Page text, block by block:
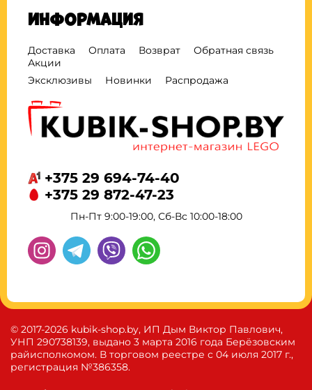
Информация
Доставка Оплата Возврат
Обратная связь
Акции
Эксклюзивы
Новинки Распродажа
+375 29 694-74-40
+375 29 872-47-23
Пн-Пт 9:00-19:00, Сб-Вс 10:00-18:00
© 2017-2026 kubik-shop.by, ИП Дым Виктор Павлович,
УНП 290738139, выдано 3 марта 2016 года Берёзовским
райисполкомом. В торговом реестре с 04 июля 2017 г.,
регистрация №386358.